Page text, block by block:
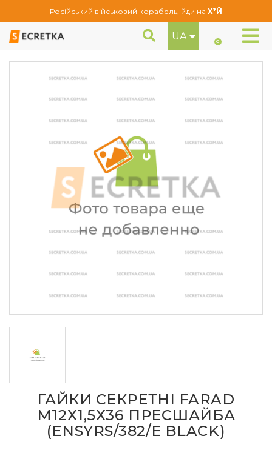
Російський військовий корабель, йди на Х*Й
UA 0
Секретне кріплення Гайки секретні Farad М12Х1,5Х36 Пресшайба (ENSYRS/382/E Black)
ГАЙКИ СЕКРЕТНІ FARAD
М12Х1,5Х36 ПРЕСШАЙБА
(ENSYRS/382/E BLACK)